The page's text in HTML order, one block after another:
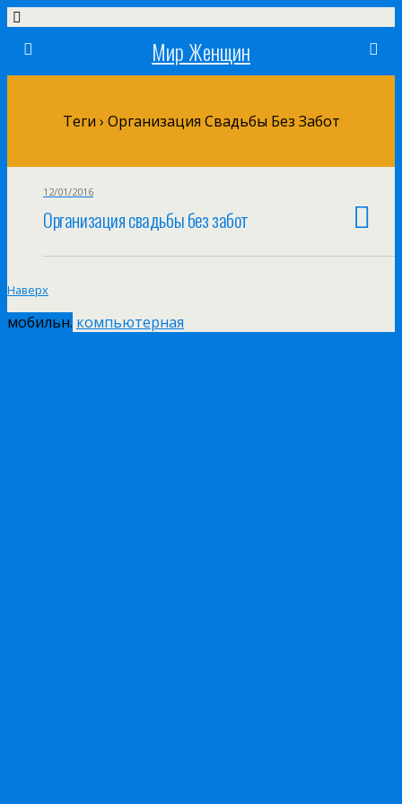
Мир Женщин
Теги › Организация Свадьбы Без Забот
12/01/2016
Организация свадьбы без забот
Наверх
мобильн. компьютерная